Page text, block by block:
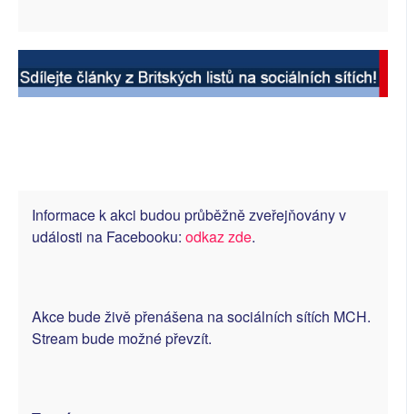
Informace k akci budou průběžně zveřejňovány v
události na Facebooku: odkaz zde.
Akce bude živě přenášena na sociálních sítích MCH.
Stream bude možné převzít.